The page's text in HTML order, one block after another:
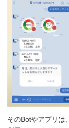
そのBotやアプリは